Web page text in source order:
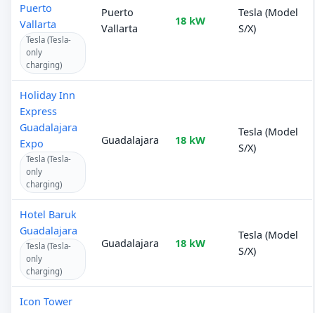
Puerto
Vallarta
Tesla (Tesla-
only
charging)
Puerto
Vallarta
18 kW
Tesla (Model
S/X)
Holiday Inn
Express
Guadalajara
Expo
Tesla (Tesla-
only
charging)
Guadalajara 18 kW
Tesla (Model
S/X)
Hotel Baruk
Guadalajara
Tesla (Tesla-
only
charging)
Guadalajara 18 kW
Tesla (Model
S/X)
Icon Tower